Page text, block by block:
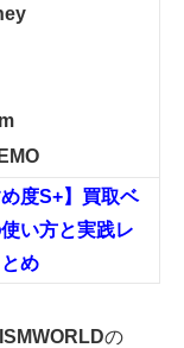
め度S+】買取ベ
い方と実践レ
め
の